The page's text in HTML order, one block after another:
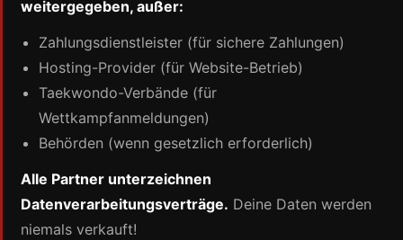
weitergegeben, außer:
Zahlungsdienstleister (für sichere Zahlungen)
Hosting-Provider (für Website-Betrieb)
Taekwondo-Verbände (für
Wettkampfanmeldungen)
Behörden (wenn gesetzlich erforderlich)
Alle Partner unterzeichnen
Datenverarbeitungsverträge. Deine Daten werden
niemals verkauft!